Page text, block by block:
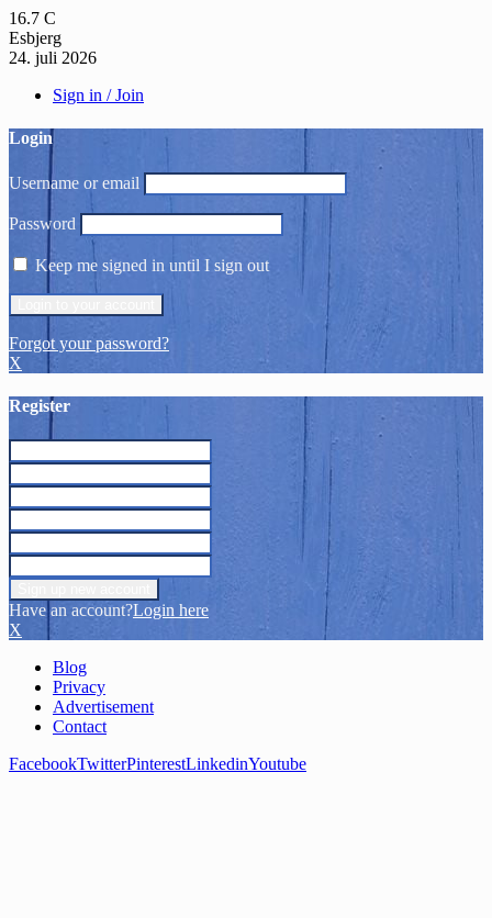
16.7 C
Esbjerg
24. juli 2026
Sign in / Join
Login
Username or email
Password
Keep me signed in until I sign out
Forgot your password?
X
Register
Have an account?Login here
X
Blog
Privacy
Advertisement
Contact
FacebookTwitterPinterestLinkedinYoutube